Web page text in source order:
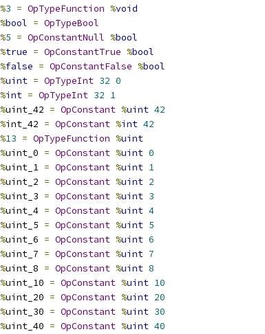
%3 = OpTypeFunction %void
%bool = OpTypeBool
%5 = OpConstantNull %bool
%true = OpConstantTrue %bool
%false = OpConstantFalse %bool
%uint = OpTypeInt 32 0
%int = OpTypeInt 32 1
%uint_42 = OpConstant %uint 42
%int_42 = OpConstant %int 42
%13 = OpTypeFunction %uint
%uint_0 = OpConstant %uint 0
%uint_1 = OpConstant %uint 1
%uint_2 = OpConstant %uint 2
%uint_3 = OpConstant %uint 3
%uint_4 = OpConstant %uint 4
%uint_5 = OpConstant %uint 5
%uint_6 = OpConstant %uint 6
%uint_7 = OpConstant %uint 7
%uint_8 = OpConstant %uint 8
%uint_10 = OpConstant %uint 10
%uint_20 = OpConstant %uint 20
%uint_30 = OpConstant %uint 30
%uint_40 = OpConstant %uint 40